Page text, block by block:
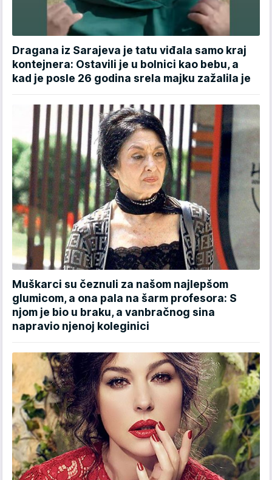
Dragana iz Sarajeva je tatu viđala samo kraj
kontejnera: Ostavili je u bolnici kao bebu, a
kad je posle 26 godina srela majku zažalila je
Muškarci su čeznuli za našom najlepšom
glumicom, a ona pala na šarm profesora: S
njom je bio u braku, a vanbračnog sina
napravio njenoj koleginici